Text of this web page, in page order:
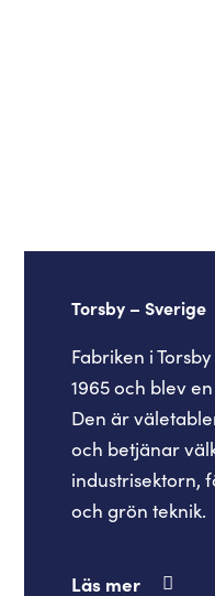
Torsby – Sverige
Fabriken i
1965 och blev
Den är
och betjänar
industrisektorn,
och grön teknik.
Läs mer